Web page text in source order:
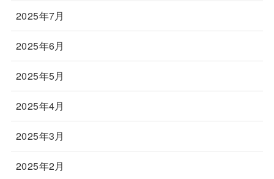
2025年7月
2025年6月
2025年5月
2025年4月
2025年3月
2025年2月